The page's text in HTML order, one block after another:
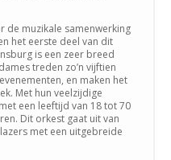
de muzikale samenwerking
het eerste deel van dit
is een zeer breed
treden zo’n vijftien
en maken het
Met hun veelzijdige
een leeftijd van 18 tot 70
Dit orkest gaat uit van
met een uitgebreide